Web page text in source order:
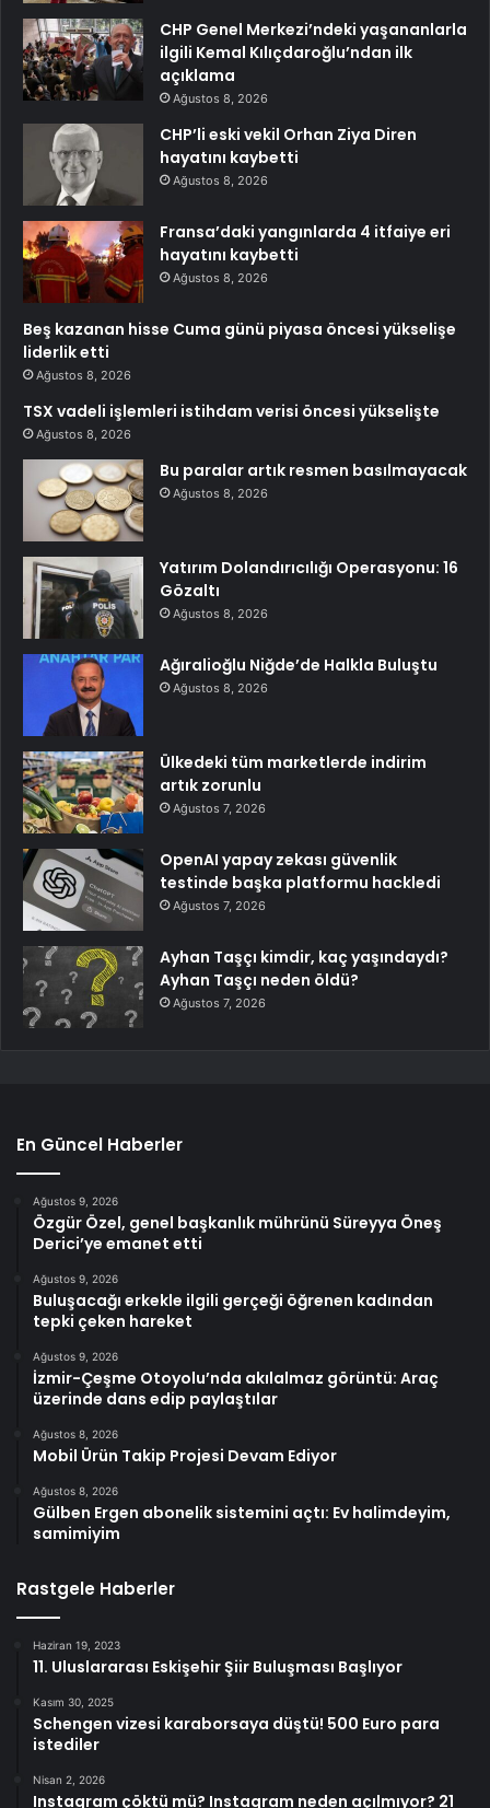
CHP Genel Merkezi’ndeki yaşananlarla
ilgili Kemal Kılıçdaroğlu’ndan ilk
açıklama
Ağustos 8, 2026
CHP’li eski vekil Orhan Ziya Diren
hayatını kaybetti
Ağustos 8, 2026
Fransa’daki yangınlarda 4 itfaiye eri
hayatını kaybetti
Ağustos 8, 2026
Beş kazanan hisse Cuma günü piyasa öncesi yükselişe
liderlik etti
Ağustos 8, 2026
TSX vadeli işlemleri istihdam verisi öncesi yükselişte
Ağustos 8, 2026
Bu paralar artık resmen basılmayacak
Ağustos 8, 2026
Yatırım Dolandırıcılığı Operasyonu: 16
Gözaltı
Ağustos 8, 2026
Ağıralioğlu Niğde’de Halkla Buluştu
Ağustos 8, 2026
Ülkedeki tüm marketlerde indirim
artık zorunlu
Ağustos 7, 2026
OpenAI yapay zekası güvenlik
testinde başka platformu hackledi
Ağustos 7, 2026
Ayhan Taşçı kimdir, kaç yaşındaydı?
Ayhan Taşçı neden öldü?
Ağustos 7, 2026
En Güncel Haberler
Ağustos 9, 2026
Özgür Özel, genel başkanlık mührünü Süreyya Öneş
Derici’ye emanet etti
Ağustos 9, 2026
Buluşacağı erkekle ilgili gerçeği öğrenen kadından
tepki çeken hareket
Ağustos 9, 2026
İzmir-Çeşme Otoyolu’nda akılalmaz görüntü: Araç
üzerinde dans edip paylaştılar
Ağustos 8, 2026
Mobil Ürün Takip Projesi Devam Ediyor
Ağustos 8, 2026
Gülben Ergen abonelik sistemini açtı: Ev halimdeyim,
samimiyim
Rastgele Haberler
Haziran 19, 2023
11. Uluslararası Eskişehir Şiir Buluşması Başlıyor
Kasım 30, 2025
Schengen vizesi karaborsaya düştü! 500 Euro para
istediler
Nisan 2, 2026
Instagram çöktü mü? Instagram neden açılmıyor? 21